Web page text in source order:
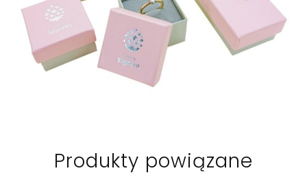
Produkty powiązane